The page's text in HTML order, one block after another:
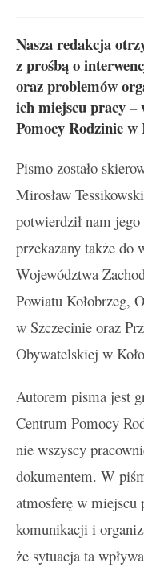
Nasza redakcja
z prośbą o
oraz problemów
ich miejscu pracy –
Pomocy Rodzinie w
Pismo zostało
Mirosław
potwierdził nam
przekazany także do
Województwa
Powiatu Kołobrzeg,
w Szczecinie oraz
Obywatelskiej w
Autorem pisma jest
Centrum Pomocy
nie wszyscy
dokumentem. W
atmosferę w miejscu
komunikacji i
że sytuacja ta